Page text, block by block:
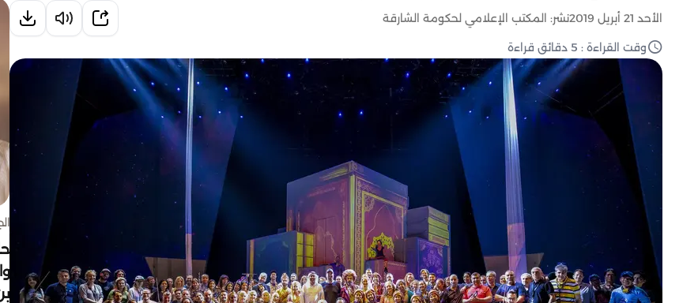
الأحد 21 أبريل 2019 نشر: المكتب الإعلامي لحكومة الشارقة
وقت القراءة : 5 دقائق قراءة